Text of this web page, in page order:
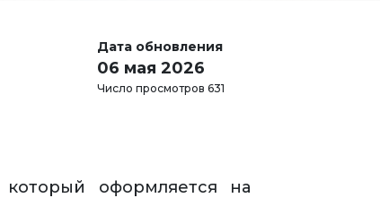
Дата обновления
06 мая 2026
Число просмотров 631
оформляется на